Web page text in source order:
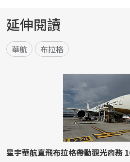
延伸閱讀
華航 布拉格
星宇華航直飛布拉格帶動觀光商務